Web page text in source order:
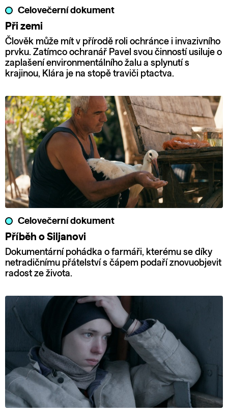
Celovečerní dokument
Při zemi
Člověk může mít v přírodě roli ochránce i invazivního
prvku. Zatímco ochranář Pavel svou činností usiluje o
zaplašení environmentálního žalu a splynutí s
krajinou, Klára je na stopě traviči ptactva.
Celovečerní dokument
Příběh o Siljanovi
Dokumentární pohádka o farmáři, kterému se díky
netradičnímu přátelství s čápem podaří znovuobjevit
radost ze života.